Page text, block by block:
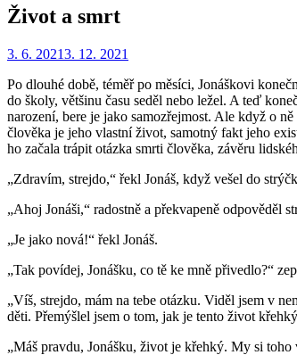
Život a smrt
AutorRedakce
Zveřejněno
3. 6. 20213. 12. 2021
Po dlouhé době, téměř po měsíci, Jonáškovi
do školy, většinu času seděl nebo ležel. A teď
narození, bere je jako samozřejmost. Ale když o
člověka je jeho vlastní život, samotný fakt jeho
ho začala trápit otázka smrti člověka, závěru
„Zdravím, strejdo,“ řekl Jonáš, když vešel do
„Ahoj Jonáši,“ radostně a překvapeně odpověděl
„Je jako nová!“ řekl Jonáš.
„Tak povídej, Jonášku, co tě ke mně přivedlo?“
„Víš, strejdo, mám na tebe otázku. Viděl jsem v
děti. Přemýšlel jsem o tom, jak je tento život
„Máš pravdu, Jonášku, život je křehký. My si toho